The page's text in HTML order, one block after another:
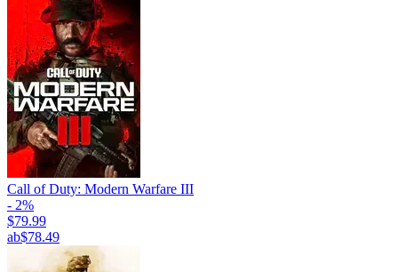
Call of Duty: Modern Warfare III
- 2%
$79.99
ab$78.49